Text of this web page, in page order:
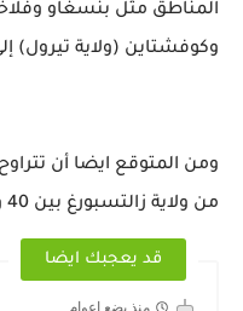
المناطق مثل بنسغاو
وكوفشتاين (ولاية تيرول) إلى 120
ومن المتوقع ايضا أن
من ولاية زالتسبورغ بين 40 و 80 مليمتر
قد يعجبك ايضا